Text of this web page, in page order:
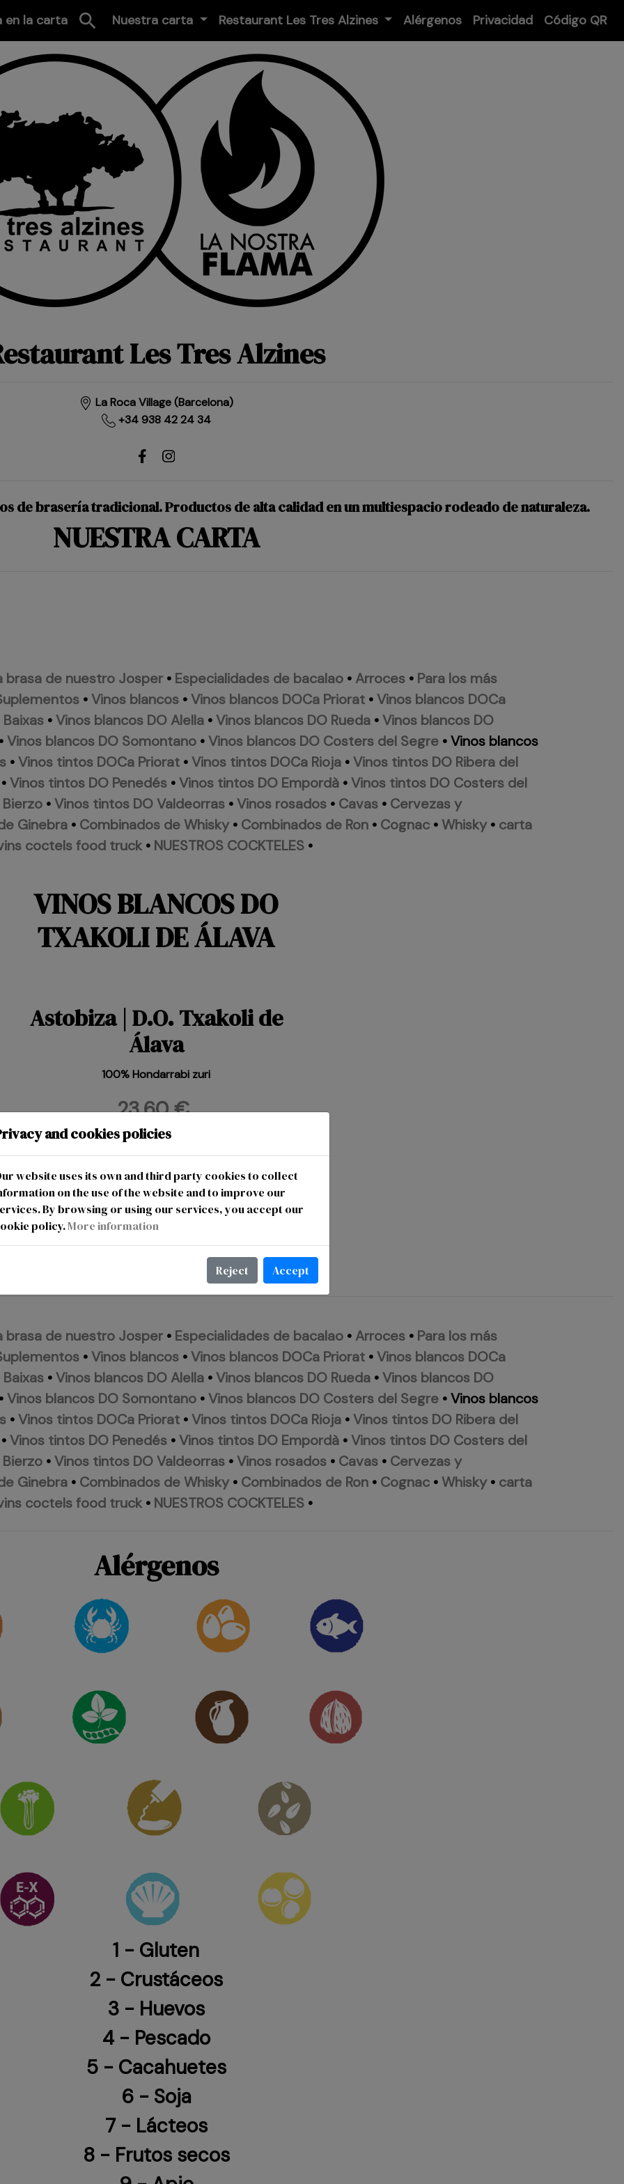
en la carta search Nuestra carta Restaurant Les Tres Alzines Alérgenos Privacidad Código QR
Les Tres Alzines
La Roca Village (Barcelona)
+34 938 42 24 34
de brasería tradicional. Productos de alta calidad en un multiespacio rodeado de naturaleza.
NUESTRA CARTA
brasa de nuestro Josper• Especialidades de bacalao•Arroces• Para los más
•Vinos blancos•Vinos blancos DOCa Priorat•Vinos blancos DOCa
•Vinos blancos DO Alella •Vinos blancos DO Rueda •Vinos blancos DO
•Vinos blancos DO Somontano •Vinos blancos DO Costers del Segre •Vinos blancos
•Vinos tintos DOCa Priorat•Vinos tintos DOCa Rioja•Vinos tintos DO Ribera del
•Vinos tintos DO Penedés •Vinos tintos DO Empordà •Vinos tintos DO Costers del
•Vinos tintos DO Valdeorras •Vinos rosados • Cavas • Cervezas y
Ginebra• Combinados de Whisky• Combinados de Ron• Cognac•Whisky• carta
coctels food truck• NUESTROS COCKTELES•
VINOS BLANCOS DO
TXAKOLI DE ÁLAVA
Astobiza | D.O. Txakoli de
Álava
100% Hondarrabi zuri
23,60 €
Alérgenos: Sulfitos
brasa de nuestro Josper• Especialidades de bacalao•Arroces• Para los más
•Vinos blancos•Vinos blancos DOCa Priorat•Vinos blancos DOCa
•Vinos blancos DO Alella •Vinos blancos DO Rueda •Vinos blancos DO
•Vinos blancos DO Somontano •Vinos blancos DO Costers del Segre •Vinos blancos
•Vinos tintos DOCa Priorat•Vinos tintos DOCa Rioja•Vinos tintos DO Ribera del
•Vinos tintos DO Penedés •Vinos tintos DO Empordà •Vinos tintos DO Costers del
•Vinos tintos DO Valdeorras •Vinos rosados • Cavas • Cervezas y
Ginebra• Combinados de Whisky• Combinados de Ron• Cognac•Whisky• carta
coctels food truck• NUESTROS COCKTELES•
Alérgenos
1 - Gluten
2 - Crustáceos
3 - Huevos
4 - Pescado
5 - Cacahuetes
6 - Soja
7 - Lácteos
8 - Frutos secos
and cookies policies
website uses its own and third party cookies to collect
on the use of the website and to improve our
By browsing or using our services, you accept our
policy.More information
Reject Accept